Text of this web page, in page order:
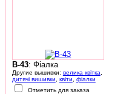
B-43: Фіалка
Другие вышивки: велика квітка
дитячі вишивки
квіти
фіалки
Отметить для заказа